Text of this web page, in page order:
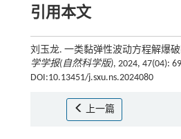
引用本文
刘玉龙. 一类黏弹性波动方程解爆
学学报(自然科学版), 2024, 47(04):
DOI:10.13451/j.sxu.ns.2024080
上一篇